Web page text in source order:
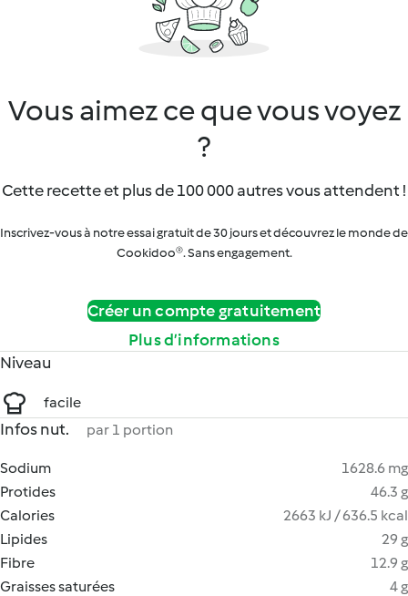
Vous aimez ce que vous voyez
?
Cette recette et plus de 100 000 autres vous attendent !
Inscrivez-vous à notre essai gratuit de 30 jours et découvrez le monde de
Cookidoo®. Sans engagement.
Créer un compte gratuitement
Plus d’informations
Niveau
facile
Infos nut. par 1 portion
Sodium
1628.6 mg
Protides
46.3 g
Calories
2663 kJ / 636.5 kcal
Lipides
29 g
Fibre
12.9 g
Graisses saturées
4 g